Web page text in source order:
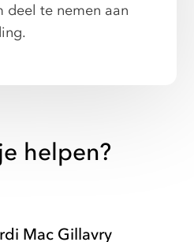
te nemen aan
helpen?
Mac Gillavry